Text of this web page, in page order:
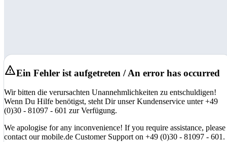
Ein Fehler ist aufgetreten / An error has occurred
Wir bitten die verursachten Unannehmlichkeiten zu entschuldigen!
Wenn Du Hilfe benötigst, steht Dir unser Kundenservice unter +49
(0)30 - 81097 - 601 zur Verfügung.
We apologise for any inconvenience! If you require assistance, please
contact our mobile.de Customer Support on +49 (0)30 - 81097 - 601.